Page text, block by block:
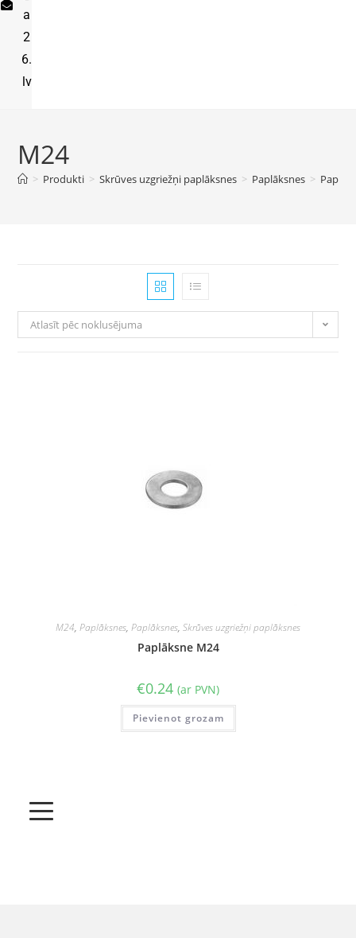
a
2
6.
lv
M24
> Produkti > Skrūves uzgriežņi paplāksnes > Paplāksnes >
Atlasīt pēc noklusējuma
M24, Paplāksnes, Paplāksnes, Skrūves uzgriežņi paplāksnes
Paplāksne M24
€0.24 (ar PVN)
Pievienot grozam